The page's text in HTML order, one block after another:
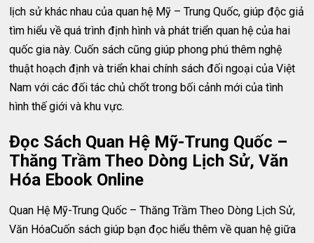
lịch sử khác nhau của quan hệ Mỹ – Trung Quốc, giúp độc giả
tìm hiểu về quá trình định hình và phát triển quan hệ của hai
quốc gia này. Cuốn sách cũng giúp phong phú thêm nghệ
thuật hoạch định và triển khai chính sách đối ngoại của Việt
Nam với các đối tác chủ chốt trong bối cảnh mới của tình
hình thế giới và khu vực.
Đọc Sách Quan Hệ Mỹ-Trung Quốc –
Thăng Trầm Theo Dòng Lịch Sử, Văn
Hóa Ebook Online
Quan Hệ Mỹ-Trung Quốc – Thăng Trầm Theo Dòng Lịch Sử,
Văn HóaCuốn sách giúp bạn đọc hiểu thêm về quan hệ giữa